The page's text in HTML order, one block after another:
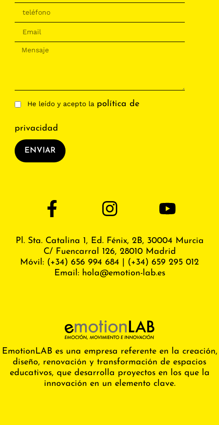
He leído y acepto la política de
privacidad
ENVIAR
EmotionLAB es una empresa referente en la creación,
diseño, renovación y transformación de espacios
educativos, que desarrolla proyectos en los que la
innovación en un elemento clave.
Pl. Sta. Catalina 1, Ed. Fénix, 2B, 30004 Murcia
C/ Fuencarral 126, 28010 Madrid
Móvil: (+34) 656 994 684
(+34) 659 295 012
Email: hola@emotion-lab.es